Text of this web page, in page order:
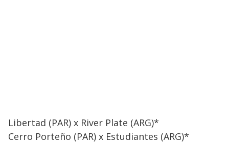
Libertad (PAR) x River Plate (ARG)*
Cerro Porteño (PAR) x Estudiantes (ARG)*